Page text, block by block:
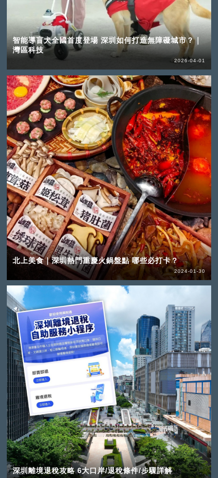
智能導盲犬全國首度登場 深圳如何打造無障礙城市？｜
灣區科技
2026-04-01
北上美食｜深圳熱門重慶火鍋盤點 哪些必打卡？
2024-01-30
深圳離境退稅攻略 6大口岸/退稅條件/步驟詳解